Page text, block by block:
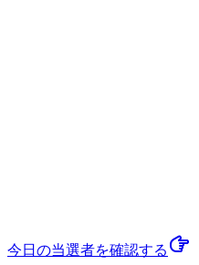
今日の当選者を確認する